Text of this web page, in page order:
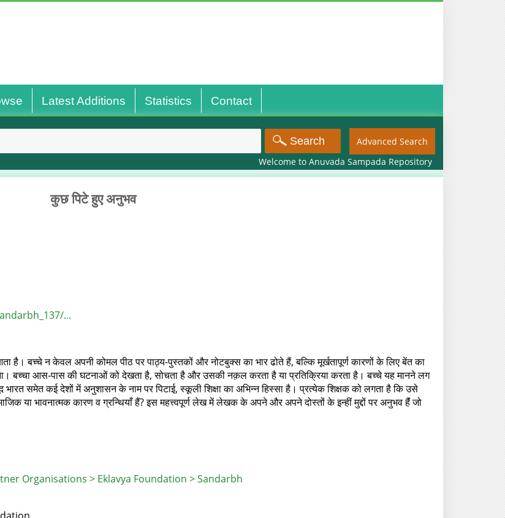
Latest Additions Statistics Contact
Advanced Search
Welcome to Anuvada Sampada Repository
कुछ पिटे हुए अनुभव
...
है। बच्चे न केवल अपनी कोमल पीठ पर पाठ्य-पुस्तकों और नोटबुक्स का भार ढोते हैं, बल्कि मूर्खतापूर्ण कारणों के लिए बेंत का
बच्चा आस-पास की घटनाओं को देखता है, सोचता है और उसकी नक़ल करता है या प्रतिक्रिया करता है। बच्चे यह मानने लग
समेत कई देशों में अनुशासन के नाम पर पिटाई, स्कूली शिक्षा का अभिन्न हिस्सा है। प्रत्येक शिक्षक को लगता है कि उसे
या भावनात्मक कारण व ग्रन्थियाँ हैं? इस महत्त्वपूर्ण लेख में लेखक के अपने और अपने दोस्तों के इन्हीं मुद्दों पर अनुभव हैंं जो
Organisations > Eklavya Foundation > Sandarbh